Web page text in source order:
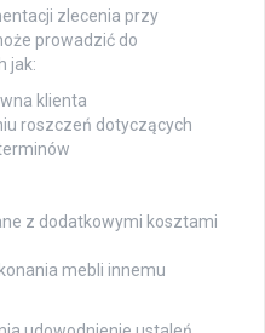
zlecenia przy
prowadzić do
jak:
klienta
roszczeń dotyczących
z dodatkowymi kosztami
mebli innemu